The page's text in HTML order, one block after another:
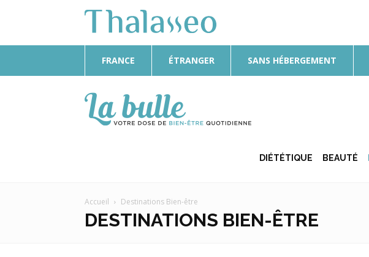
FRANCE ÉTRANGER SANS HÉBERGEMENT
Bulle
DIÉTÉTIQUE BEAUTÉ
Accueil Destinations Bien-être
DESTINATIONS BIEN-ÊTRE